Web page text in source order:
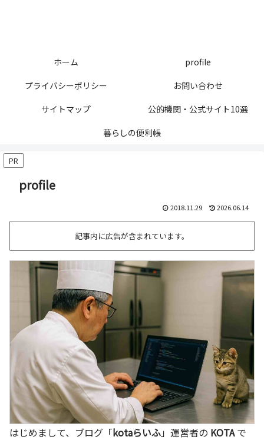
ホーム
profile
プライバシーポリシー
お問い合わせ
サイトマップ
公的機関・公式サイト10選
暮らしの便利帳
PR
profile
2018.11.29 2026.06.14
記事内に広告が含まれています。
はじめまして、ブログ「kotaらいふ」運営者の KOTAで